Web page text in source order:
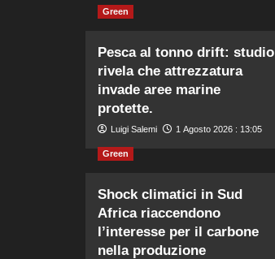
Green
Pesca al tonno drift: studio
rivela che attrezzatura
invade aree marine
protette.
Luigi Salemi 1 Agosto 2026 : 13:05
Green
Shock climatici in Sud
Africa riaccendono
l’interesse per il carbone
nella produzione